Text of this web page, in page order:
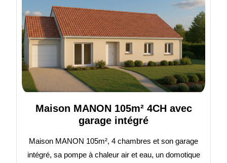
Maison MANON 105m² 4CH avec
garage intégré
Maison MANON 105m², 4 chambres et son garage
intégré, sa pompe à chaleur air et eau, un domotique